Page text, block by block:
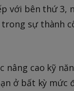
với bên thứ 3,
sự thành
nâng cao kỹ
ở bất kỳ mức